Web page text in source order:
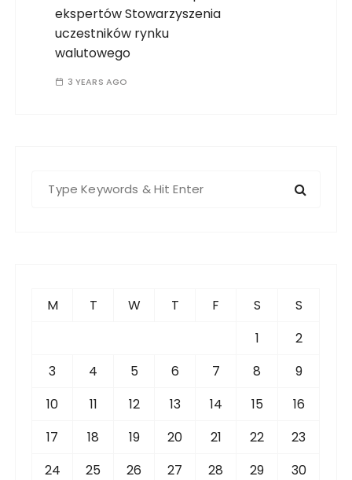
ekspertów Stowarzyszenia
uczestników rynku
walutowego
3 YEARS AGO
M T W T F S
S
1
2
3
4 5 6 7 8
9
10
11 12 13 14 15
16
17
18 19 20 21 22
23
24
25 26 27 28 29
30